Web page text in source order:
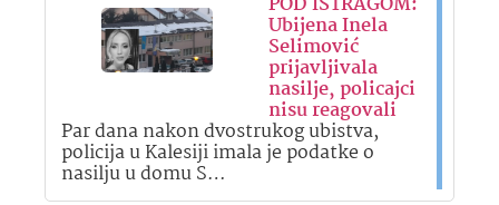
Ubijena Inela
Selimović
prijavljivala
nasilje, policajci
nisu reagovali
Par dana nakon dvostrukog ubistva,
policija u Kalesiji imala je podatke o
nasilju u domu S…